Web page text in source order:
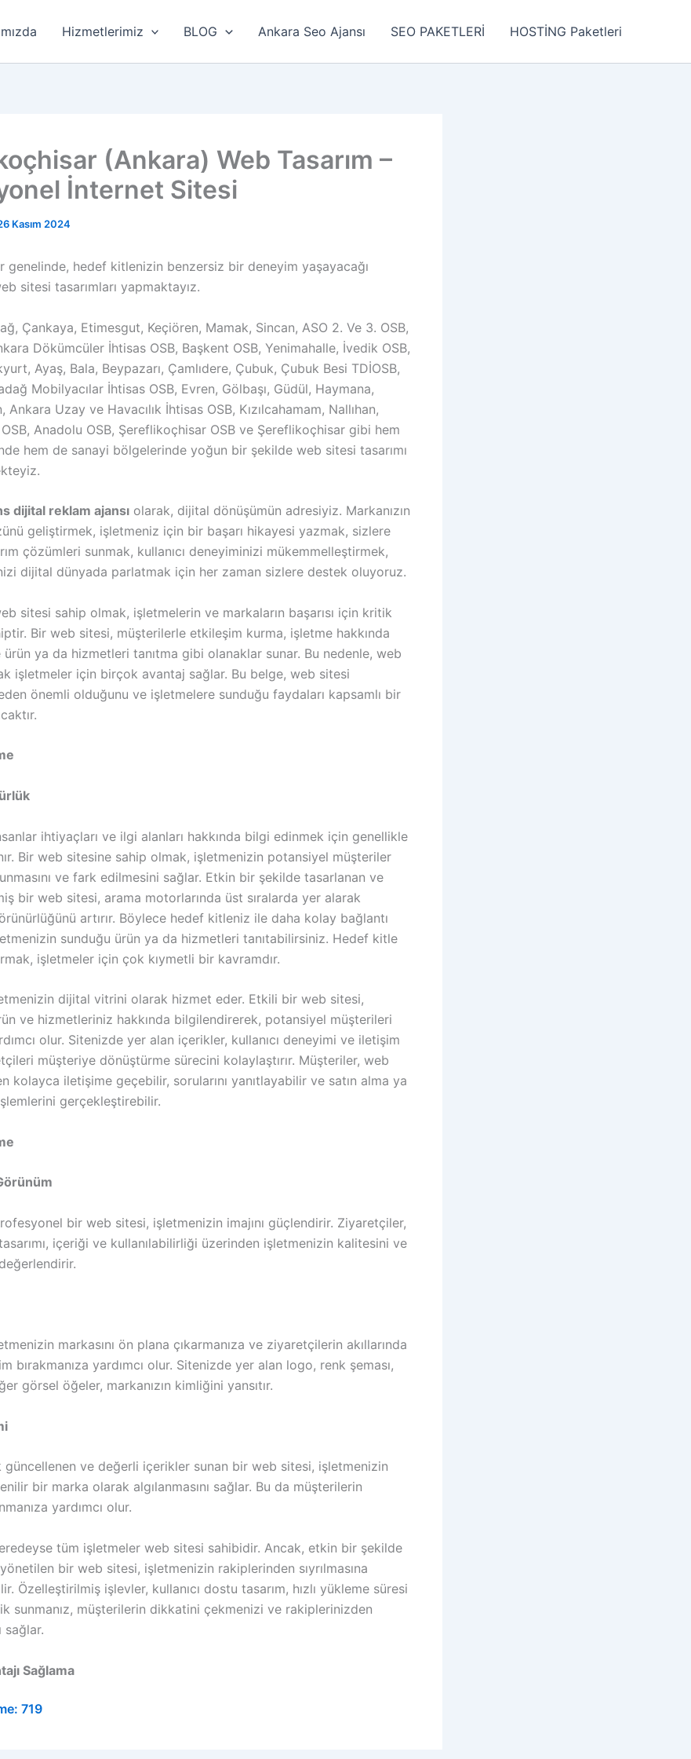
Hizmetlerimiz BLOG Ankara Seo Ajansı SEO PAKETLERİ HOSTİNG Paketleri
(Ankara) Web Tasarım –
İnternet Sitesi
Kasım 2024
genelinde, hedef kitlenizin benzersiz bir deneyim yaşayacağı
sitesi tasarımları yapmaktayız.
Çankaya, Etimesgut, Keçiören, Mamak, Sincan, ASO 2. Ve 3. OSB,
Dökümcüler İhtisas OSB, Başkent OSB, Yenimahalle, İvedik OSB,
Ayaş, Bala, Beypazarı, Çamlıdere, Çubuk, Çubuk Besi TDİOSB,
Mobilyacılar İhtisas OSB, Evren, Gölbaşı, Güdül, Haymana,
Ankara Uzay ve Havacılık İhtisas OSB, Kızılcahamam, Nallıhan,
OSB, Anadolu OSB, Şereflikoçhisar OSB ve Şereflikoçhisar gibi hem
hem de sanayi bölgelerinde yoğun bir şekilde web sitesi tasarımı
dijital reklam ajansı olarak, dijital dönüşümün adresiyiz. Markanızın
geliştirmek, işletmeniz için bir başarı hikayesi yazmak, sizlere
çözümleri sunmak, kullanıcı deneyiminizi mükemmelleştirmek,
dijital dünyada parlatmak için her zaman sizlere destek oluyoruz.
sitesi sahip olmak, işletmelerin ve markaların başarısı için kritik
Bir web sitesi, müşterilerle etkileşim kurma, işletme hakkında
ya da hizmetleri tanıtma gibi olanaklar sunar. Bu nedenle, web
işletmeler için birçok avantaj sağlar. Bu belge, web sitesi
önemli olduğunu ve işletmelere sunduğu faydaları kapsamlı bir
ihtiyaçları ve ilgi alanları hakkında bilgi edinmek için genellikle
Bir web sitesine sahip olmak, işletmenizin potansiyel müşteriler
ve fark edilmesini sağlar. Etkin bir şekilde tasarlanan ve
bir web sitesi, arama motorlarında üst sıralarda yer alarak
artırır. Böylece hedef kitleniz ile daha kolay bağlantı
sunduğu ürün ya da hizmetleri tanıtabilirsiniz. Hedef kitle
işletmeler için çok kıymetli bir kavramdır.
dijital vitrini olarak hizmet eder. Etkili bir web sitesi,
ve hizmetleriniz hakkında bilgilendirerek, potansiyel müşterileri
olur. Sitenizde yer alan içerikler, kullanıcı deneyimi ve iletişim
müşteriye dönüştürme sürecini kolaylaştırır. Müşteriler, web
kolayca iletişime geçebilir, sorularını yanıtlayabilir ve satın alma ya
gerçekleştirebilir.
bir web sitesi, işletmenizin imajını güçlendirir. Ziyaretçiler,
içeriği ve kullanılabilirliği üzerinden işletmenizin kalitesini ve
markasını ön plana çıkarmanıza ve ziyaretçilerin akıllarında
bırakmanıza yardımcı olur. Sitenizde yer alan logo, renk şeması,
görsel öğeler, markanızın kimliğini yansıtır.
güncellenen ve değerli içerikler sunan bir web sitesi, işletmenizin
bir marka olarak algılanmasını sağlar. Bu da müşterilerin
yardımcı olur.
tüm işletmeler web sitesi sahibidir. Ancak, etkin bir şekilde
bir web sitesi, işletmenizin rakiplerinden sıyrılmasına
Özelleştirilmiş işlevler, kullanıcı dostu tasarım, hızlı yükleme süresi
sunmanız, müşterilerin dikkatini çekmenizi ve rakiplerinizden
sağlar.
Sağlama
719